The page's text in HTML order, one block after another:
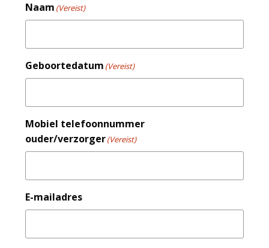
Naam (Vereist)
Geboortedatum (Vereist)
Mobiel telefoonnummer
ouder/verzorger(Vereist)
E-mailadres